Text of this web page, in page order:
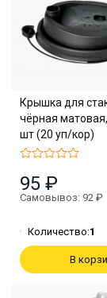
Крышка для
чёрная
шт (20 уп/кор)
95 ₽
Самовывоз: 92 ₽
Количество:1
В